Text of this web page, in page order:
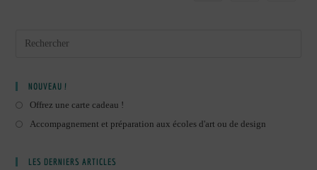
NOUVEAU !
Offrez une carte cadeau !
Accompagnement et préparation aux écoles d'art ou de design
LES DERNIERS ARTICLES